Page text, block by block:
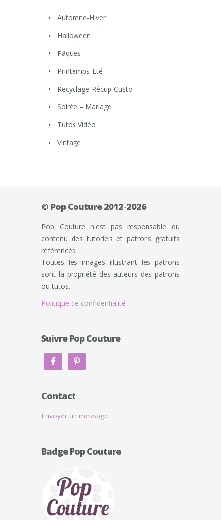
Automne-Hiver
Halloween
Pâques
Printemps-Eté
Recyclage-Récup-Custo
Soirée – Mariage
Tutos Vidéo
Vintage
© Pop Couture 2012-2026
Pop Couture n'est pas responsable du
contenu des tutoriels et patrons gratuits
référencés.
Toutes les images illustrant les patrons
sont la propriété des auteurs des patrons
ou tutos.
Politique de confidentialité
Suivre Pop Couture
Contact
Envoyer un message.
Badge Pop Couture